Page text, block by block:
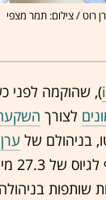
), שהוקמה לפני
לצורך
בניהולם של